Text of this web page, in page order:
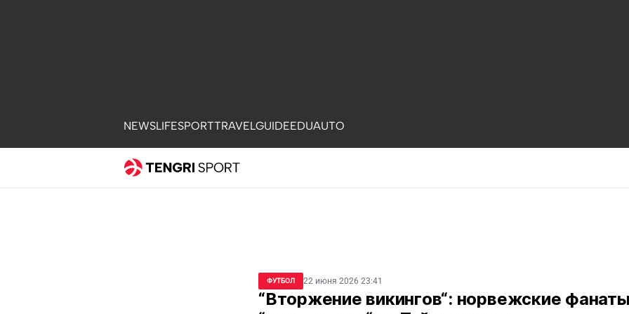
NEWSLIFESPORTTRAVELGUIDEEDUAUTO
ФУТБОЛ 22 июня 2026 23:41
“Вторжение викингов“: норвежские